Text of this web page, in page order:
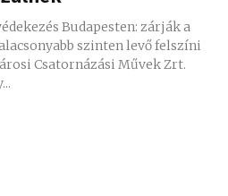
Budapesten: zárják a
szinten levő felszíni
Csatornázási Művek Zrt.